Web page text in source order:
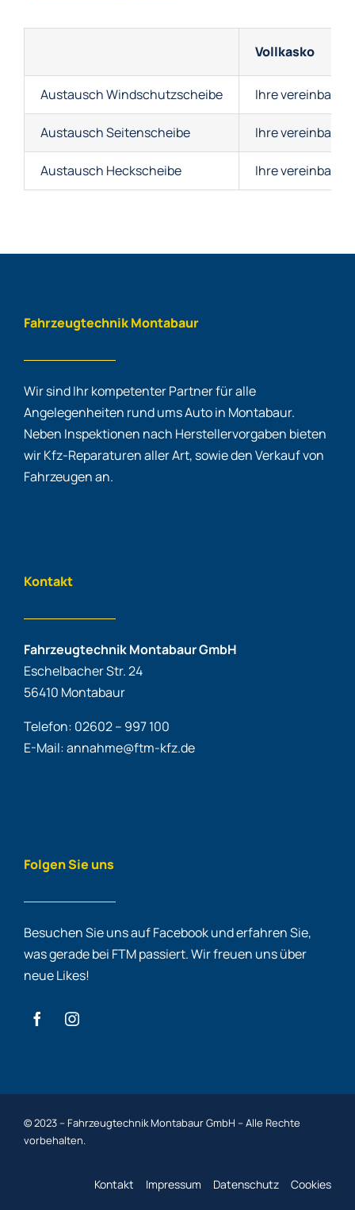
Vollkasko
Austausch Windschutzscheibe Ihre vereinbarte
Austausch Seitenscheibe Ihre vereinbarte
Austausch Heckscheibe Ihre vereinbarte
Fahrzeugtechnik Montabaur
Wir sind Ihr kompetenter Partner für alle
Angelegenheiten rund ums Auto in Montabaur.
Neben Inspektionen nach Herstellervorgaben bieten
wir Kfz-Reparaturen aller Art, sowie den Verkauf von
Fahrzeugen an.
Kontakt
Fahrzeugtechnik Montabaur GmbH
Eschelbacher Str. 24
56410 Montabaur
Telefon: 02602 – 997 100
E-Mail: annahme@ftm-kfz.de
Folgen Sie uns
Besuchen Sie uns auf Facebook und erfahren Sie,
was gerade bei FTM passiert. Wir freuen uns über
neue Likes!
© 2023 – Fahrzeugtechnik Montabaur GmbH – Alle Rechte
vorbehalten.
Kontakt Impressum Datenschutz Cookies